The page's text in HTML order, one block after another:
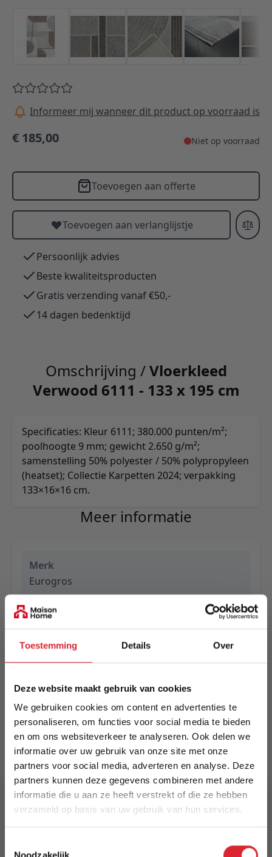
Toestemming Details Over
Deze website maakt gebruik van cookies
We gebruiken cookies om content en advertenties te
personaliseren, om functies voor social media te bieden
en om ons websiteverkeer te analyseren. Ook delen we
informatie over uw gebruik van onze site met onze
partners voor social media, adverteren en analyse. Deze
partners kunnen deze gegevens combineren met andere
informatie die u aan ze heeft verstrekt of die ze hebben
verzameld op basis van uw gebruik van hun services.
Noodzakelijk
Informeer mij wanneer dit product op voorraad is
€ 185,00 Niet op voorraad
Toevoegen aan offerte
Toevoegen aan verlanglijstje
Persoonlijk advies
Beste kwaliteitsproducten
Gratis verzending vanaf €50,-
14 dagen bedenktijd
Omschrijving /Vloerkleed
Verwood 6111 - 133 x 195 cm
Specificaties: Kleur 6111; 380.000 punten/m²;
poolhoogte 9 mm; gewicht 2.650 g/m²;
samenstelling 50% polyester / 50% polypropyleen
(heatset); Collectie Karpetten 2024; verpakking
133×16×16 cm.
Meer informatie
Merk
Eurogros
EAN
5414452020212
Levertijd
Informeer naar de actuele levertijd
Kleur
6111
Maat
133 x 195 cm